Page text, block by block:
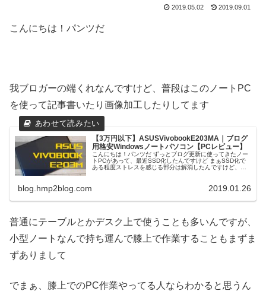
2019.05.02 2019.09.01
こんにちは！パンツだ
我ブロガーの端くれなんですけど、普段はこのノートPC
を使って記事書いたり画像加工したりしてます
【3万円以下】ASUSVivobookE203MA｜ブログ
用格安Windowsノートパソコン【PCレビュー】
こんにちは！パンツだ ずっとブログ更新に使ってきたノー
トPCがあって、最近SSD化したんですけど まぁSSD化で
ある程度ストレスを感じる部分は解消したんですけど、ち
blog.hmp2blog.com 2019.01.26
普通にテーブルとかデスク上で使うことも多いんですが、
小型ノートなんで持ち運んで膝上で作業することもまずま
ずありまして
でまぁ、膝上でのPC作業やってる人ならわかると思うん